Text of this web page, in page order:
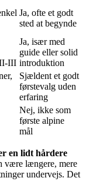
Ja, ofte et godt
sted at begynde
III
Ja, især med
guide eller solid
introduktion
Sjældent et godt
førstevalg uden
erfaring
Nej, ikke som
første alpine
mål
en lidt hårdere
være længere, mere
undervejs. Det